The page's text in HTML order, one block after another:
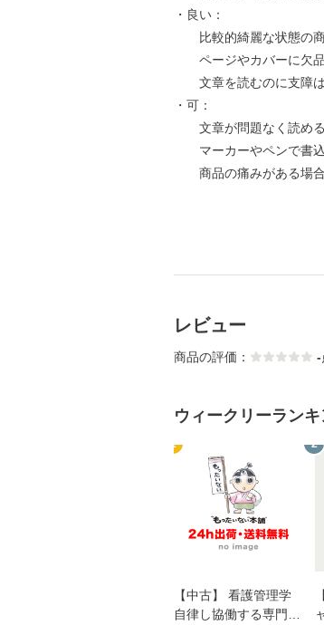
・良い：
比較的綺麗な状態の商
ページやカバーに欠品
文章を読むのに支障は
・可：
文章が問題なく読める
マーカーやペンで書込
商品の痛みがある場合
レビュー
商品の評価： -
ウィークリーラン
1
【中古】 看護管理学
自律し協働する専門職
2